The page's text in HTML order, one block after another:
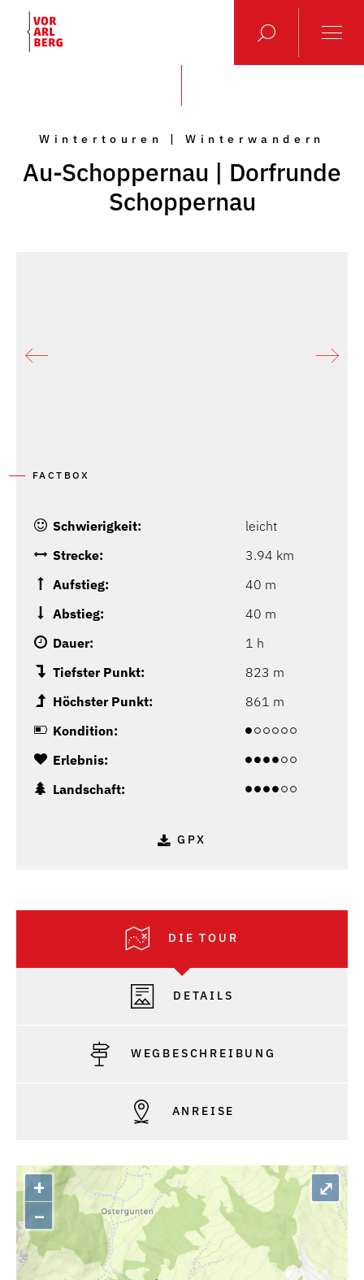
Wintertouren | Winterwandern
Au-Schoppernau | Dorfrunde
Schoppernau
FACTBOX
Schwierigkeit:
leicht
Strecke:
3.94 km
Aufstieg:
40 m
Abstieg:
40 m
Dauer:
1 h
Tiefster Punkt:
823 m
Höchster Punkt:
861 m
Kondition:
Erlebnis:
Landschaft:
GPX
DIE TOUR
DETAILS
WEGBESCHREIBUNG
ANREISE
+
–
⤢